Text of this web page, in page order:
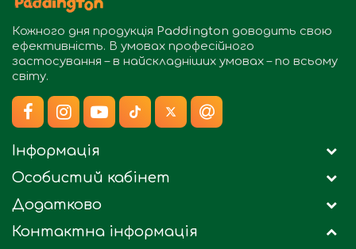
Кожного дня продукція Paddington доводить свою
ефективність. В умовах професійного
застосування – в найскладніших умовах – по всьому
світу.
Інформація
Особистий кабінет
Додатково
Контактна інформація